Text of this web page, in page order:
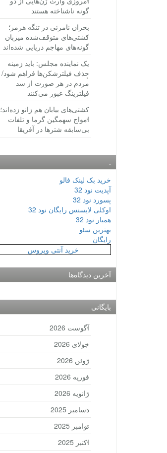
گونه ناشناخته هستند
بحران نامرئی در تنگه هرمز؛
کشتی‌های متوقف‌شده میزبان
گونه‌های مهاجم دریایی شده‌اند
یک نماینده مجلس: باید زمینه
حذف فیلترشکن‌ها فراهم شود/
مردم در هر صورت از سد
فیلترینگ عبور می‌کنند
کشتی‌های بیابان هم زانو زده‌اند؛
امواج سهمگین گرما و تلفات
بی‌سابقه شترها در آفریقا
.
خرید بک لینک فالو
آپدیت نود 32
پسورد نود 32
اوکلی لایسنس رایگان نود 32
همیار نود 32
بهترین سئو
رایگان
خرید آنتی ویروس
آخرین دیدگاه‌ها
بایگانی
آگوست 2026
جولای 2026
ژوئن 2026
فوریه 2026
ژانویه 2026
دسامبر 2025
نوامبر 2025
اکتبر 2025